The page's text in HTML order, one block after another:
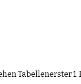
Tabellenerster